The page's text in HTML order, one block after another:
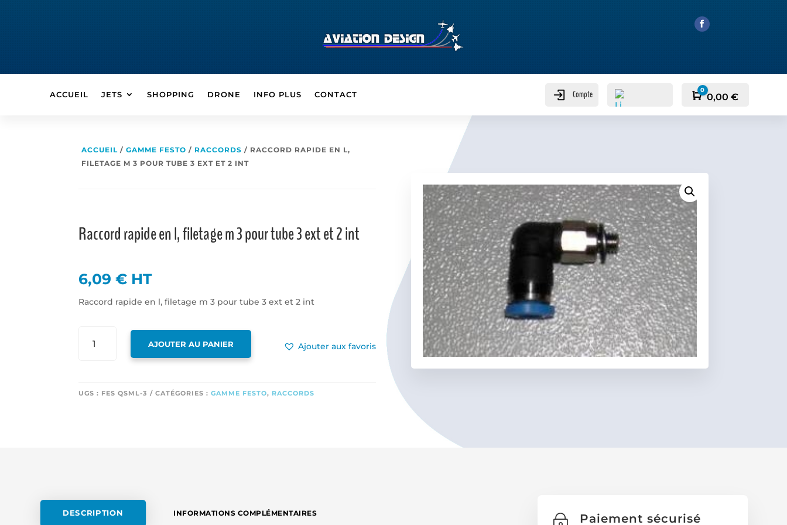
ACCUEIL JETS SHOPPING DRONE INFO PLUS CONTACT Compte
Favoris
Panier
0
0,00€
ACCUEIL /GAMME FESTO / RACCORDS / RACCORD RAPIDE EN L,
FILETAGE M 3 POUR TUBE 3 EXT ET 2 INT
Raccord rapide en l, filetage m 3 pour tube 3 ext et 2 int
6,09€ HT
Raccord rapide en l, filetage m 3 pour tube 3 ext et 2 int
AJOUTER AU PANIER Ajouter aux favoris
UGS : FES QSML-3 CATÉGORIES :GAMME FESTO, RACCORDS
DESCRIPTION INFORMATIONS COMPLÉMENTAIRES ~ Paiement sécurisé